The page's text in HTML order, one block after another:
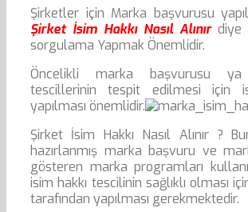
Şirketler için Marka başvurusu
Şirket İsim Hakkı Nasıl Alınırdiye
sorgulama Yapmak Önemlidir.
Öncelikli marka başvurusu
tescillerinin tespit edilmesi için
yapılması önemlidir.
Şirket İsim Hakkı Nasıl Alınır ?
hazırlanmış marka başvuru ve
gösteren marka programları
isim hakkı tescilinin sağlıklı olması
tarafından yapılması gerekmektedir.